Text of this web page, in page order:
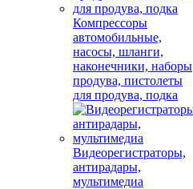
Компрессоры
автомобильные,
насосы, шланги,
наконечники, наборы
продува, пистолеты
для продува, подка
Видеорегистраторы,
антирадары,
мультимедиа